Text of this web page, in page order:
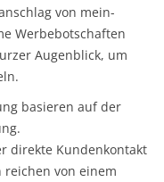
von mein-
Werbebotschaften
Augenblick, um
basieren auf der
direkte Kundenkontakt
von einem